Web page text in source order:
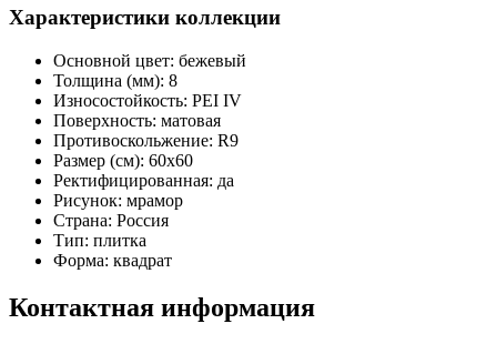
Характеристики коллекции
Основной цвет: бежевый
Толщина (мм): 8
Износостойкость: PEI IV
Поверхность: матовая
Противоскольжение: R9
Размер (см): 60x60
Ректифицированная: да
Рисунок: мрамор
Страна: Россия
Тип: плитка
Форма: квадрат
Контактная информация